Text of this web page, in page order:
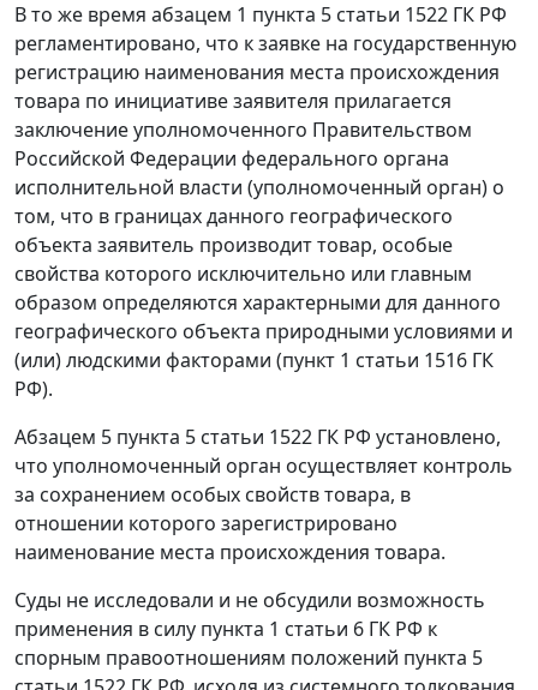
В то же время абзацем 1 пункта 5 статьи 1522 ГК РФ
регламентировано, что к заявке на государственную
регистрацию наименования места происхождения
товара по инициативе заявителя прилагается
заключение уполномоченного Правительством
Российской Федерации федерального органа
исполнительной власти (уполномоченный орган) о
том, что в границах данного географического
объекта заявитель производит товар, особые
свойства которого исключительно или главным
образом определяются характерными для данного
географического объекта природными условиями и
(или) людскими факторами (пункт 1 статьи 1516 ГК
РФ).
Абзацем 5 пункта 5 статьи 1522 ГК РФ установлено,
что уполномоченный орган осуществляет контроль
за сохранением особых свойств товара, в
отношении которого зарегистрировано
наименование места происхождения товара.
Суды не исследовали и не обсудили возможность
применения в силу пункта 1 статьи 6 ГК РФ к
спорным правоотношениям положений пункта 5